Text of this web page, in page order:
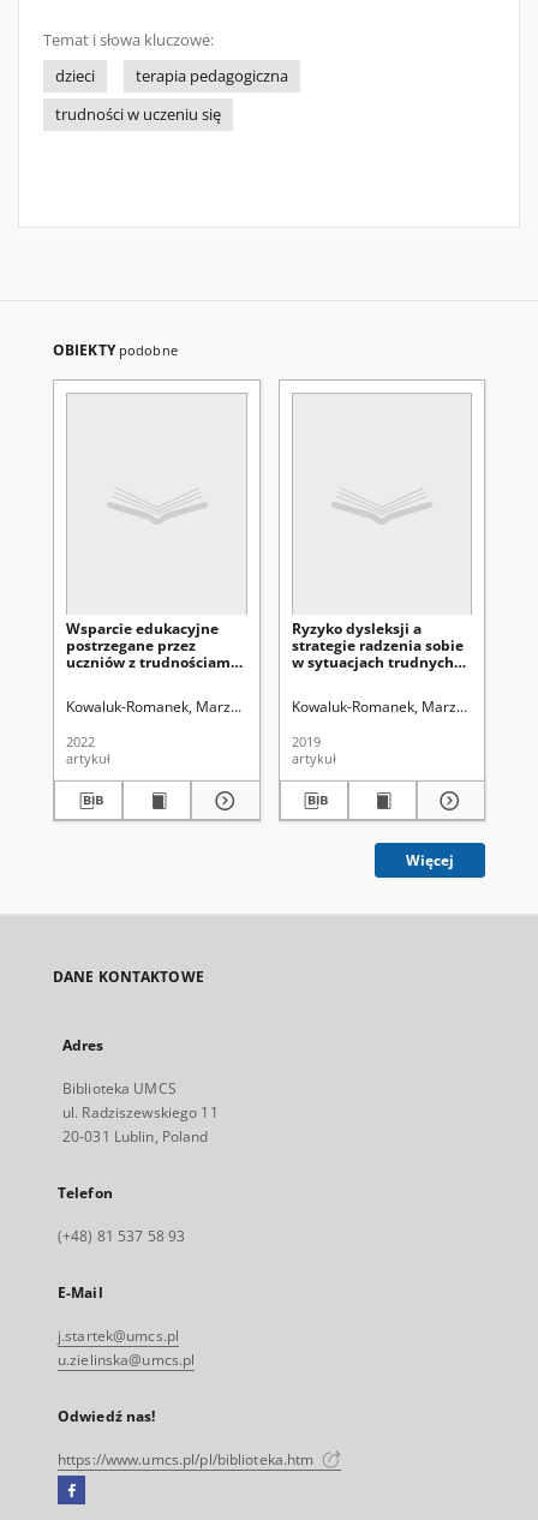
Temat i słowa kluczowe:
dzieci
terapia pedagogiczna
trudności w uczeniu się
OBIEKTY podobne
Wsparcie edukacyjne
postrzegane przez
uczniów z trudnościami
kompetencji
Kowaluk-Romanek, Marzena. Kuratorium Okręgu Szkolnego w
2022
artykuł
Ryzyko dysleksji a
strategie radzenia sobie
w sytuacjach trudnych
szkolnym
Kowaluk-Romanek, Marzena
2019
artykuł
Więcej
DANE KONTAKTOWE
Adres
Biblioteka UMCS
ul. Radziszewskiego 11
20-031 Lublin, Poland
Telefon
(+48) 81 537 58 93
E-Mail
j.startek@umcs.pl
u.zielinska@umcs.pl
Odwiedź nas!
https://www.umcs.pl/pl/biblioteka.htm
Facebook